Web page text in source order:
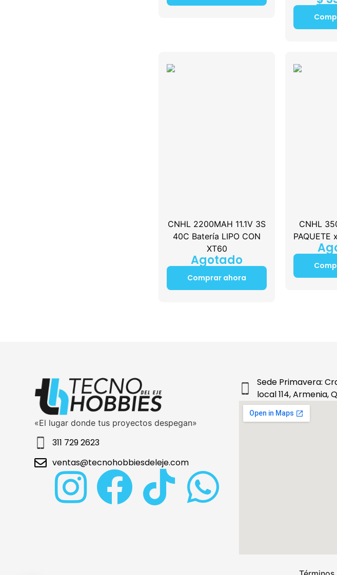
CNHL 2200MAH 11.1V 3S
40C Batería LIPO CON
XT60
Agotado
Comprar ahora
CNHL
PAQUETE
«El lugar donde tus proyectos despegan»
311 729 2623
ventas@tecnohobbiesdeleje.com
Sede Primavera:
local 114, Armenia,